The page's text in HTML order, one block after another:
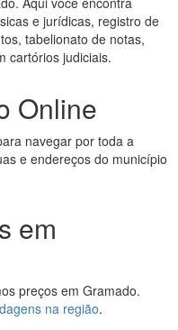
e jurídicas, registro de
tabelionato de notas,
cartórios judiciais.
Online
navegar por toda a
e endereços do município
em
preços em Gramado.
na região.